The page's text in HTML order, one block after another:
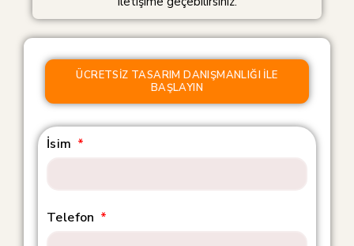
ÜCRETSIZ TASARIM DANIŞMANLIĞI ILE
BAŞLAYIN
İsim
Telefon